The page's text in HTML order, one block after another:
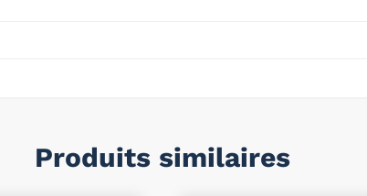
Produits similaires